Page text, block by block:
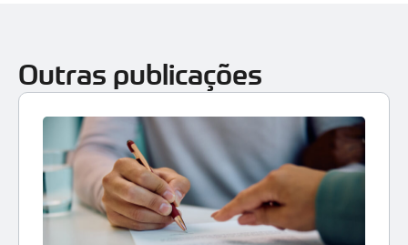
Outras publicações